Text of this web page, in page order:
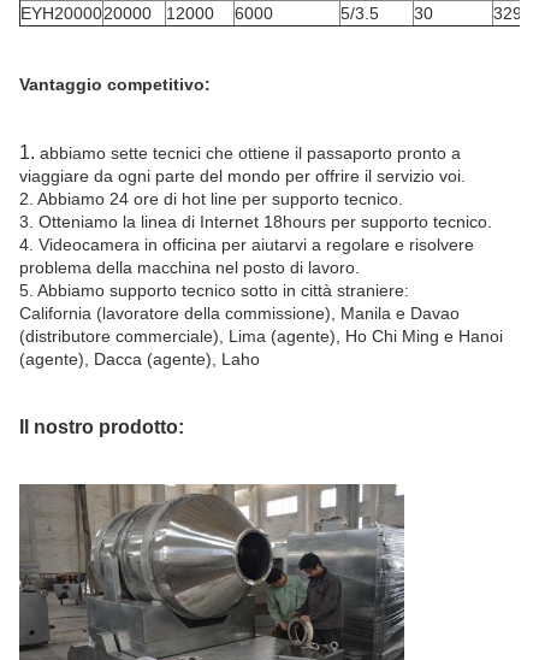
EYH2000020000 12000 6000 5/3.5 30
Vantaggio competitivo:
1. abbiamo sette tecnici che ottiene il passaporto pronto a
viaggiare da ogni parte del mondo per offrire il servizio voi.
2. Abbiamo 24 ore di hot line per supporto tecnico.
3. Otteniamo la linea di Internet 18hours per supporto tecnico.
4. Videocamera in officina per aiutarvi a regolare e risolvere
problema della macchina nel posto di lavoro.
5. Abbiamo supporto tecnico sotto in città straniere:
California (lavoratore della commissione), Manila e Davao
(distributore commerciale), Lima (agente), Ho Chi Ming e Hanoi
(agente), Dacca (agente), Laho
Il nostro prodotto: